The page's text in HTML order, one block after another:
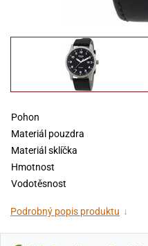
Pohon
Materiál pouzdra
Materiál sklíčka
Hmotnost
Vodotěsnost
Podrobný popis produktu ↓